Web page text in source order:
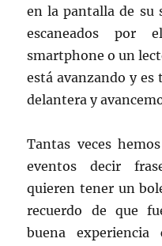
en la pantalla de su
escaneados por
smartphone o un
está avanzando y
delantera y
Tantas veces
eventos decir
quieren tener un
recuerdo de que
buena